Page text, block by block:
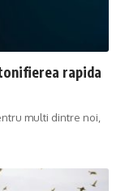
rapida
multi dintre noi,